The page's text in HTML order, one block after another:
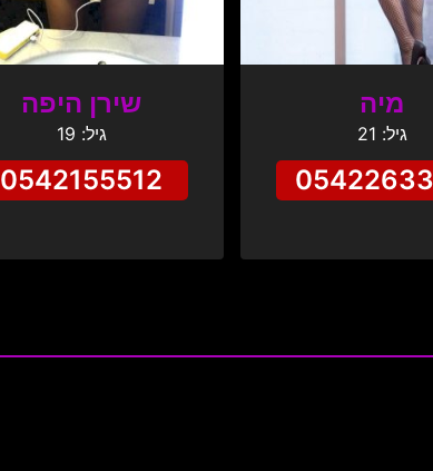
מיה
גיל: 21
שירן היפה
גיל: 19
0542155512